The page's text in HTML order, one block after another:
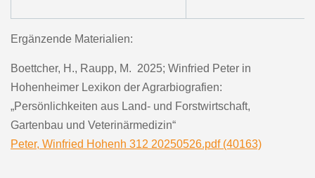
Ergänzende Materialien:
Boettcher, H., Raupp, M. 2025; Winfried Peter in
Hohenheimer Lexikon der Agrarbiografien:
„Persönlichkeiten aus Land- und Forstwirtschaft,
Gartenbau und Veterinärmedizin“
Peter, Winfried Hohenh 312 20250526.pdf (40163)